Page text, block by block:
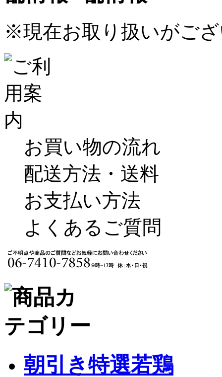
※現在お取り扱いがご
お買い物の流れ
配送方法・送料
お支払い方法
よくあるご質問
朝引き特選若鶏